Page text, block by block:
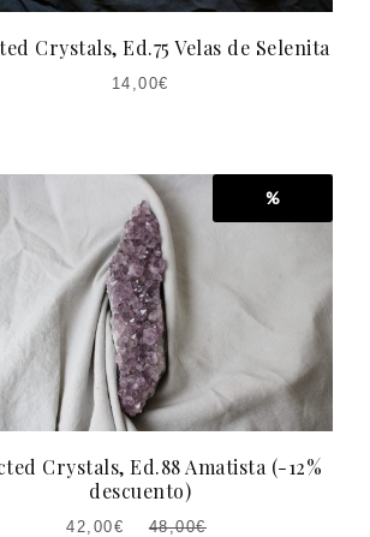
Crystals, Ed.75 Velas de Selenita
14,00€
%
Crystals, Ed.88 Amatista (-12%
descuento)
48,00€
EL
42,00€
EL